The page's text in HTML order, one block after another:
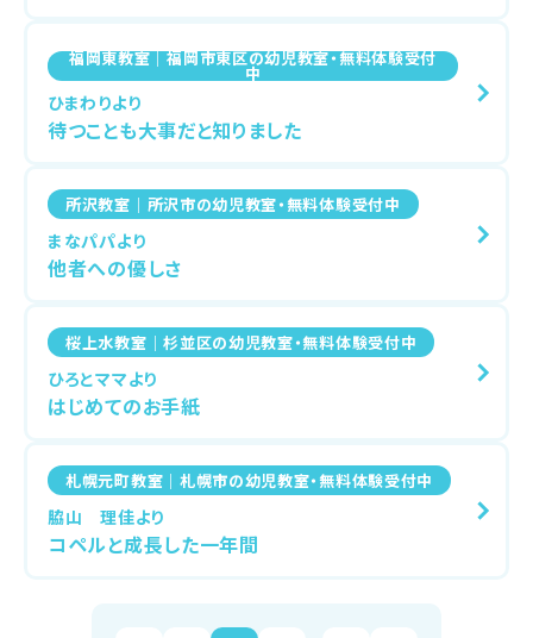
福岡東教室｜福岡市東区の幼児教室・無料体験受付
中
ひまわりより
待つことも大事だと知りました
所沢教室｜所沢市の幼児教室・無料体験受付中
まなパパより
他者への優しさ
桜上水教室｜杉並区の幼児教室・無料体験受付中
ひろとママより
はじめてのお手紙
札幌元町教室｜札幌市の幼児教室・無料体験受付中
脇山 理佳より
コペルと成長した一年間